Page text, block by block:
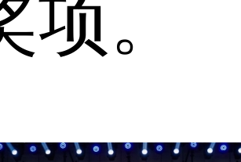
项。